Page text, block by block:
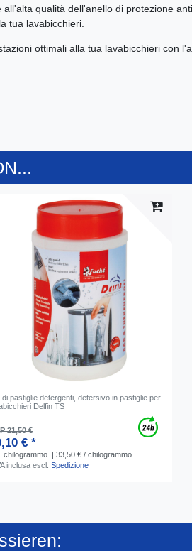
all'alta qualità dell'anello di protezione
tua lavabicchieri.
ottimali alla tua lavabicchieri con
di pastiglie detergenti, detersivo in pastiglie per
Delfin TS
21,50 €
€ *
chilogrammo | 33,50 € / chilogrammo
inclusa escl.Spedizione